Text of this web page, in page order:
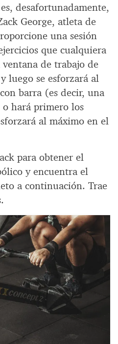
desafortunadamente,
George, atleta de
una sesión
que cualquiera
de trabajo de
luego se esforzará al
barra (es decir, una
hará primero los
al máximo en el
para obtener el
y encuentra el
a continuación. Trae